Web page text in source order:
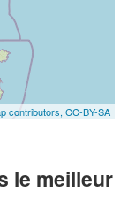
contributors, CC-BY-SA
le meilleur